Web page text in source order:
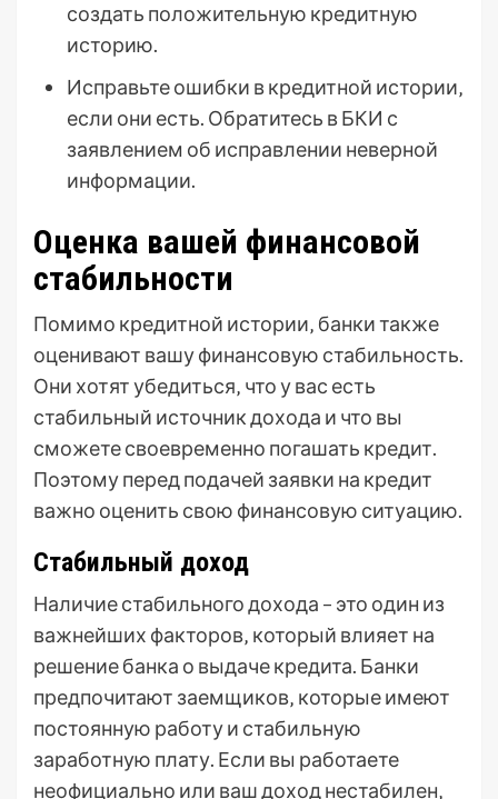
создать положительную кредитную
историю.
Исправьте ошибки в кредитной истории‚
если они есть. Обратитесь в БКИ с
заявлением об исправлении неверной
информации.
Оценка вашей финансовой
стабильности
Помимо кредитной истории‚ банки также
оценивают вашу финансовую стабильность.
Они хотят убедиться‚ что у вас есть
стабильный источник дохода и что вы
сможете своевременно погашать кредит.
Поэтому перед подачей заявки на кредит
важно оценить свою финансовую ситуацию.
Стабильный доход
Наличие стабильного дохода – это один из
важнейших факторов‚ который влияет на
решение банка о выдаче кредита. Банки
предпочитают заемщиков‚ которые имеют
постоянную работу и стабильную
заработную плату. Если вы работаете
неофициально или ваш доход нестабилен‚